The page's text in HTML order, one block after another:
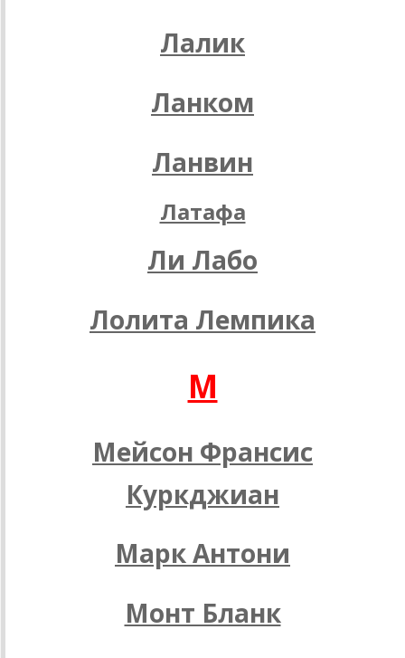
Лалик
Ланком
Ланвин
Латафа
Ли Лабо
Лолита Лемпика
M
Мейсон Франсис
Куркджиан
Марк Антони
Монт Бланк